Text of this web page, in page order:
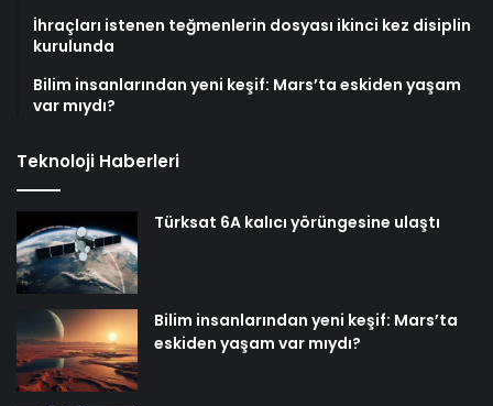
İhraçları istenen teğmenlerin dosyası ikinci kez disiplin
kurulunda
Bilim insanlarından yeni keşif: Mars’ta eskiden yaşam
var mıydı?
Teknoloji Haberleri
Türksat 6A kalıcı yörüngesine ulaştı
Bilim insanlarından yeni keşif: Mars’ta
eskiden yaşam var mıydı?